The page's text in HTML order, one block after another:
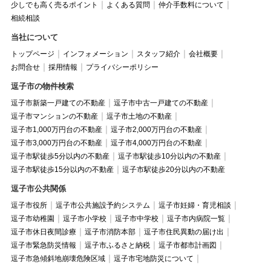
少しでも高く売るポイント
よくある質問
仲介手数料について
相続相談
当社について
トップページ インフォメーション スタッフ紹介
会社概要
お問合せ
採用情報 プライバシーポリシー
逗子市の物件検索
逗子市新築一戸建ての不動産
逗子市中古一戸建ての不動産
逗子市マンションの不動産
逗子市土地の不動産
逗子市1,000万円台の不動産
逗子市2,000万円台の不動産
逗子市3,000万円台の不動産
逗子市4,000万円台の不動産
逗子市駅徒歩5分以内の不動産
逗子市駅徒歩10分以内の不動産
逗子市駅徒歩15分以内の不動産
逗子市駅徒歩20分以内の不動産
逗子市公共関係
逗子市役所 逗子市公共施設予約システム
逗子市妊婦・育児相談
逗子市幼稚園
逗子市小学校 逗子市中学校
逗子市内病院一覧
逗子市休日夜間診療
逗子市消防本部
逗子市住民異動の届け出
逗子市緊急防災情報
逗子市ふるさと納税
逗子市都市計画図
逗子市急傾斜地崩壊危険区域
逗子市宅地防災について